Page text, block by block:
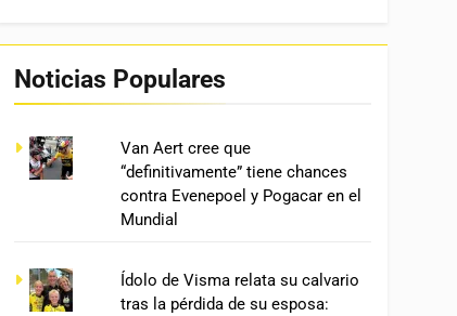
Noticias Populares
Van Aert cree que
“definitivamente” tiene chances
contra Evenepoel y Pogacar en el
Mundial
Ídolo de Visma relata su calvario
tras la pérdida de su esposa: